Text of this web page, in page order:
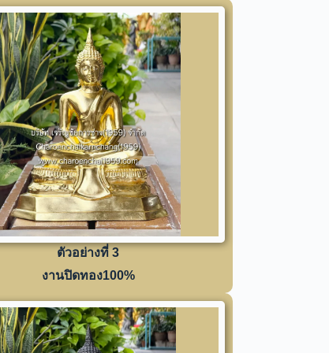
ตัวอย่างที่ 3
งานปิดทอง100%